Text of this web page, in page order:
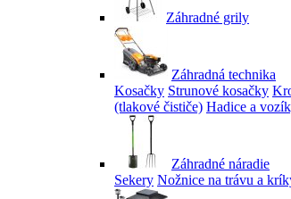
Záhradné grily
Záhradná technika
Kosačky Strunové kosačky
(tlakové čističe) Hadice a
Záhradné náradie
Sekery Nožnice na trávu a